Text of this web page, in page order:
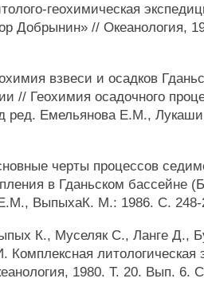
геохимическая
Добрынин» // Океанология,
взвеси и осадков
// Геохимия осадочного
ред. Емельянова Е.М.,
черты процессов
в Гданьском бассейне
ВыпыхаК. М.: 1986. С. 248-
К., Муселяк С., Ланге Д.,
Комплексная литологическая
1980. Т. 20. Вып. 6.